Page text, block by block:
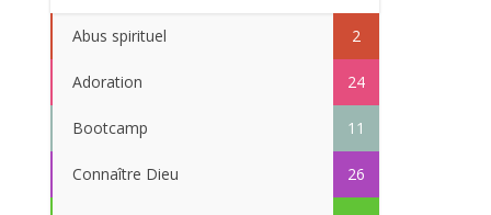
Abus spirituel 2
Adoration 24
Bootcamp 11
Connaître Dieu 26